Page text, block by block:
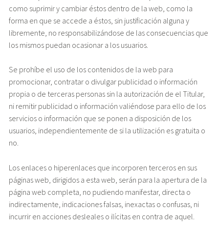
como suprimir y cambiar éstos dentro de la web, como la
forma en que se accede a éstos, sin justificación alguna y
libremente, no responsabilizándose de las consecuencias que
los mismos puedan ocasionar a los usuarios.
Se prohíbe el uso de los contenidos de la web para
promocionar, contratar o divulgar publicidad o información
propia o de terceras personas sin la autorización de el Titular,
ni remitir publicidad o información valiéndose para ello de los
servicios o información que se ponen a disposición de los
usuarios, independientemente de si la utilización es gratuita o
no.
Los enlaces o hiperenlaces que incorporen terceros en sus
páginas web, dirigidos a esta web, serán para la apertura de la
página web completa, no pudiendo manifestar, directa o
indirectamente, indicaciones falsas, inexactas o confusas, ni
incurrir en acciones desleales o ilícitas en contra de aquel.